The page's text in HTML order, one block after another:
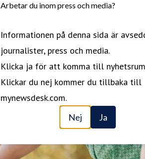
Arbetar du inom press och media?
Informationen på denna sida är
journalister, press och media.
Klicka ja för att komma till
Klickar du nej kommer du tillbaka till
mynewsdesk.com.
Nej Ja